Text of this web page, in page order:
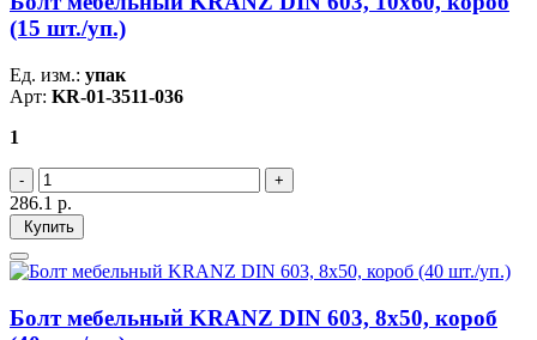
(15 шт./уп.)
Ед. изм.: упак
Арт: KR-01-3511-036
1
286.1 р.
Купить
Болт мебельный KRANZ DIN 603, 8х50, короб